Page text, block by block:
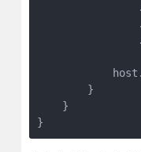
        }
    }
}